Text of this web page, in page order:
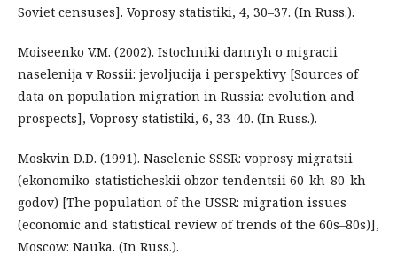
Soviet censuses]. Voprosy statistiki, 4, 30–37. (In Russ.).
Moiseenko V.M. (2002). Istochniki dannyh o migracii
naselenija v Rossii: jevoljucija i perspektivy [Sources of
data on population migration in Russia: evolution and
prospects], Voprosy statistiki, 6, 33–40. (In Russ.).
Moskvin D.D. (1991). Naselenie SSSR: voprosy migratsii
(ekonomiko-statisticheskii obzor tendentsii 60-kh-80-kh
godov) [The population of the USSR: migration issues
(economic and statistical review of trends of the 60s–80s)],
Moscow: Nauka. (In Russ.).